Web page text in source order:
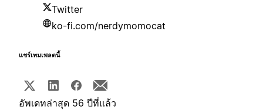
Twitter
ko-fi.com/nerdymomocat
แชร์เทมเพลตนี้
อัพเดทล่าสุด 56 ปีที่แล้ว